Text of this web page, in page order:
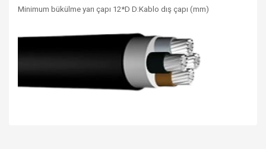
Minimum bükülme yarı çapı 12*D D:Kablo dış çapı (mm)